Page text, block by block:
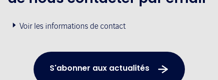
Voir les informations de contact
S'abonner aux actualités